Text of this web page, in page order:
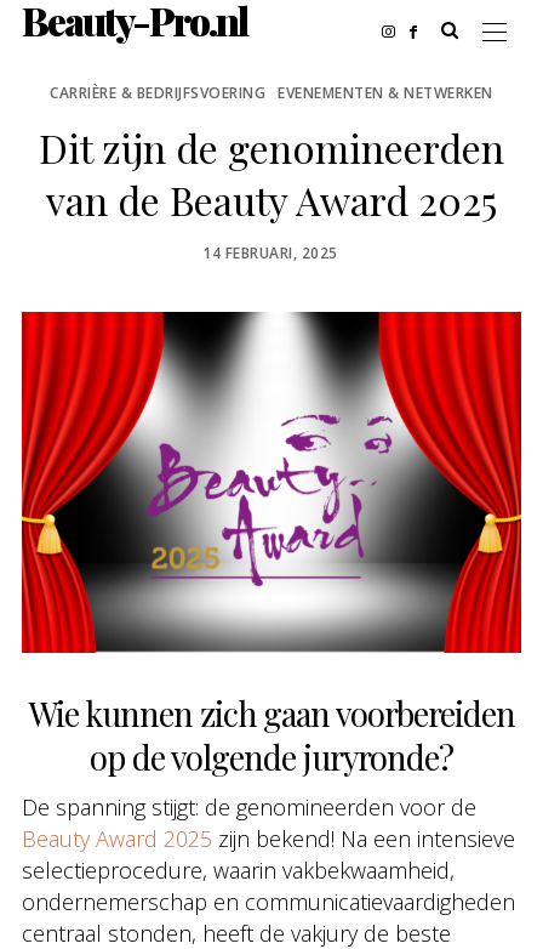
Beauty-Pro.nl
CARRIÈRE & BEDRIJFSVOERING EVENEMENTEN & NETWERKEN
Dit zijn de genomineerden
van de Beauty Award 2025
POSTED
14 FEBRUARI, 2025
Wie kunnen zich gaan voorbereiden
op de volgende juryronde?
De spanning stijgt: de genomineerden voor de
Beauty Award 2025 zijn bekend! Na een intensieve
selectieprocedure, waarin vakbekwaamheid,
ondernemerschap en communicatievaardigheden
centraal stonden, heeft de vakjury de beste